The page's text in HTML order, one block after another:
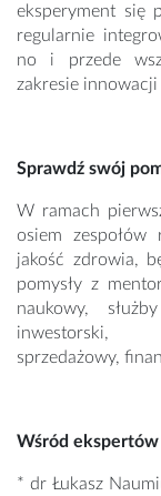
eksperyment się
regularnie
no i przede
zakresie
Sprawdź swój
W ramach
osiem zespołów
jakość zdrowia,
pomysły z
naukowy,
inwestorski,
sprzedażowy,
Wśród ekspertów
* dr Łukasz